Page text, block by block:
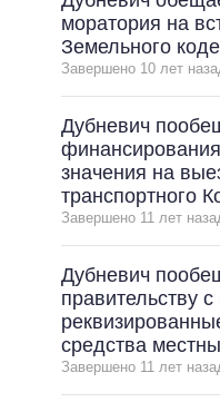
моратория на
Земельного
Завершено 10 лет
Дубневич
значения на
транспортного
Завершено 11 лет
Дубневич
правительству
средства
Завершено 11 лет